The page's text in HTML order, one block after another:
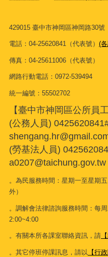
429015 臺中市神岡區神岡路30號
電話：04-25620841（代表號） (
傳真：04-25611006（代表號）
網路行動電話：0972-539494
統一編號：55502702
【臺中市神岡區公所員
(公務人員)
(勞基法人員)
。為民服務時間：星期一至星期
外）
。調解會法律諮詢服務時間：每
2:00~4:00
。有關本所各課室聯絡資訊，請【
。其它停班停課訊息，請以 【行